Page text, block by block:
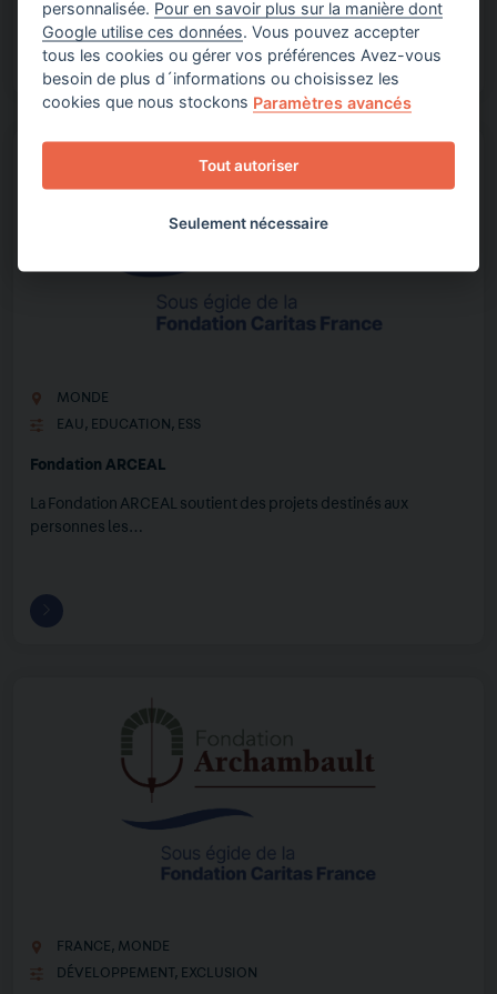
MONDE
EAU, EDUCATION , ESS
Fondation ARCEAL
La Fondation ARCEAL soutient des projets destinés aux
personnes les…
FRANCE, MONDE
DÉVELOPPEMENT , EXCLUSION
personnalisée. Pour en savoir plus sur la manière dont
Google utilise ces données . Vous pouvez accepter
tous les cookies ou gérer vos préférences Avez-vous
besoin de plus d´informations ou choisissez les
cookies que nous stockons Paramètres avancés
Tout autoriser
Seulement nécessaire